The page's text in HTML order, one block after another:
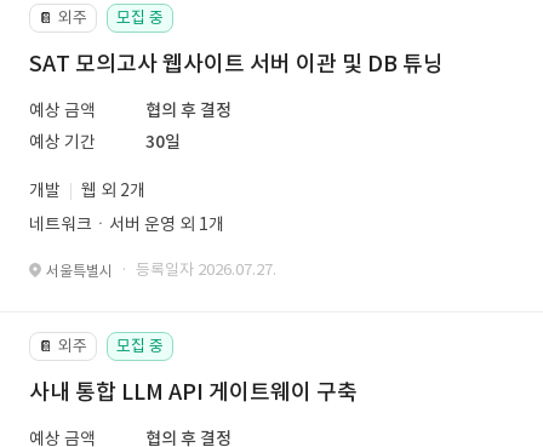
📔 외주 모집 중
SAT 모의고사 웹사이트 서버 이관 및 DB 튜닝
예상 금액
협의 후 결정
예상 기간
30일
개발
웹 외 2개
네트워크ㆍ서버 운영 외 1개
서울특별시 · 등록일자 2026.07.27.
📔 외주 모집 중
사내 통합 LLM API 게이트웨이 구축
예상 금액
협의 후 결정